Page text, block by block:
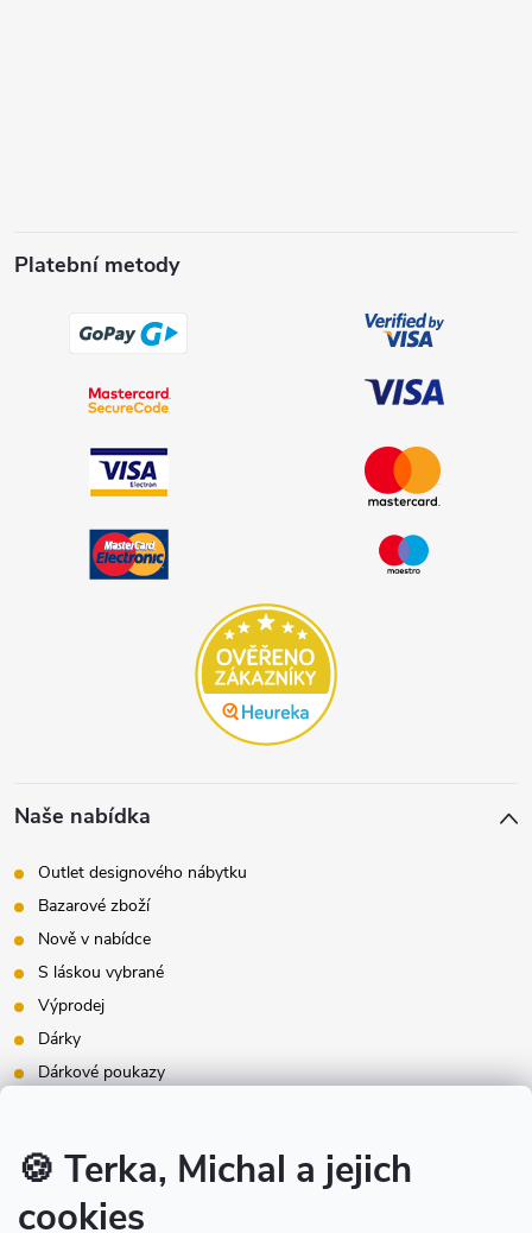
🍪 Terka, Michal a jejich
cookies
Platební metody
Naše nabídka
Outlet designového nábytku
Bazarové zboží
Nově v nabídce
S láskou vybrané
Výprodej
Dárky
Dárkové poukazy
Instagram